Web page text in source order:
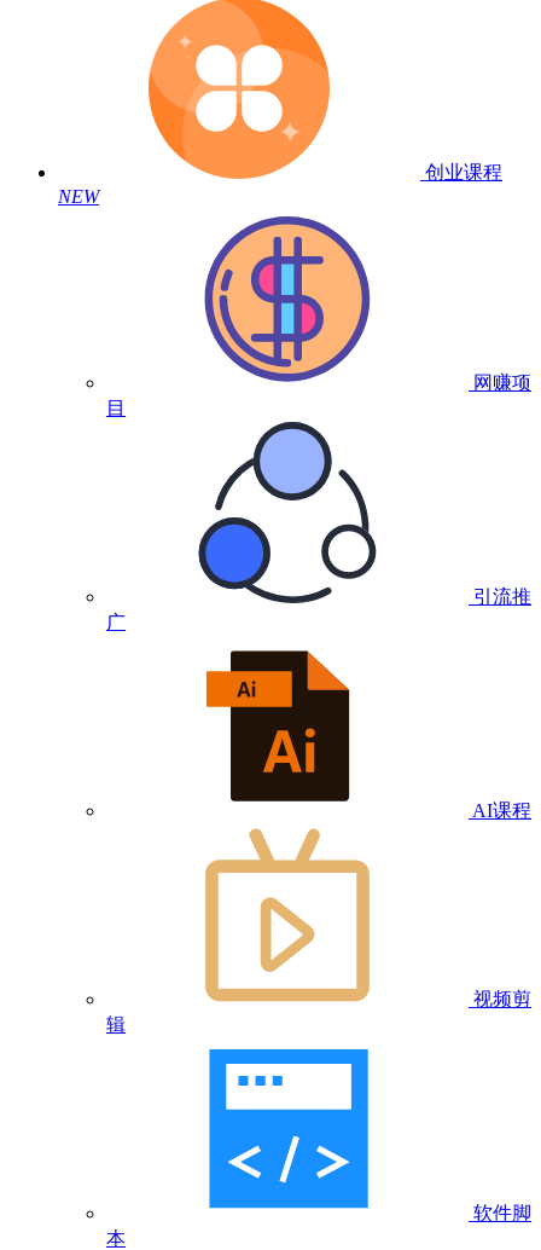
创业课程
NEW
网赚项
目
引流推
广
AI课程
视频剪
辑
软件脚
本